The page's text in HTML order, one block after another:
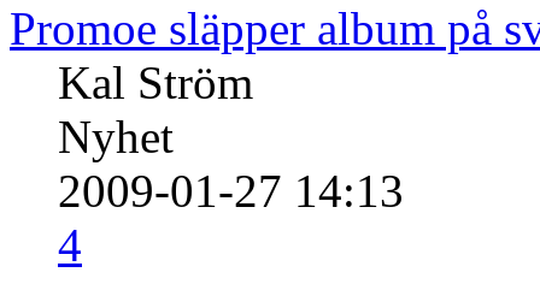
Promoe släpper album på
Kal Ström
Nyhet
2009-01-27 14:13
4